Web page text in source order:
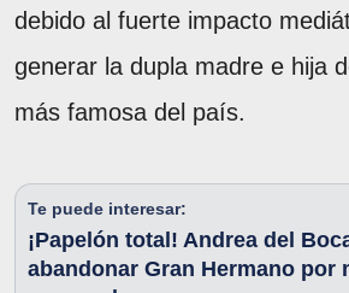
debido al fuerte impacto
generar la dupla madre e hija
más famosa del país.
Te puede interesar:
¡Papelón total! Andrea del
abandonar Gran Hermano por